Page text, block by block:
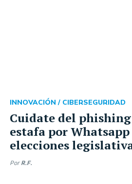
Cuidate del
estafa por
elecciones
INNOVACIÓN / CIBERSEGURIDAD
Por R.F.